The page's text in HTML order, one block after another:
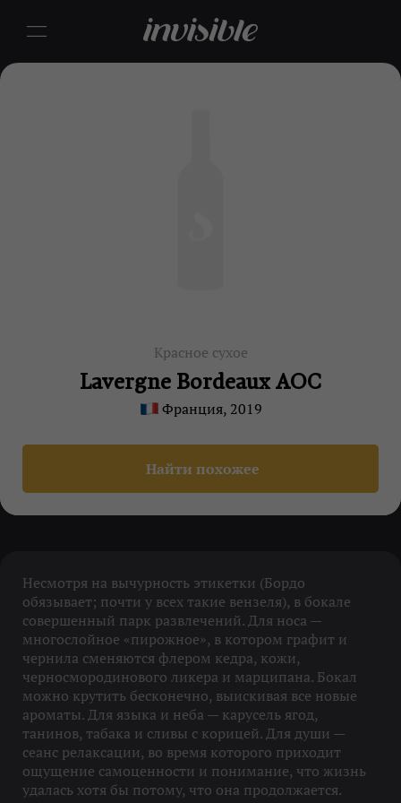
Красное сухое
Lavergne Bordeaux AOC
Франция, 2019
Найти похожее
Несмотря на вычурность этикетки (Бордо
обязывает; почти у всех такие вензеля), в бокале
совершенный парк развлечений. Для носа —
многослойное «пирожное», в котором графит и
чернила сменяются флером кедра, кожи,
черносмородинового ликера и марципана. Бокал
можно крутить бесконечно, выискивая все новые
ароматы. Для языка и неба — карусель ягод,
танинов, табака и сливы с корицей. Для души —
сеанс релаксации, во время которого приходит
ощущение самоценности и понимание, что жизнь
удалась хотя бы потому, что она продолжается.